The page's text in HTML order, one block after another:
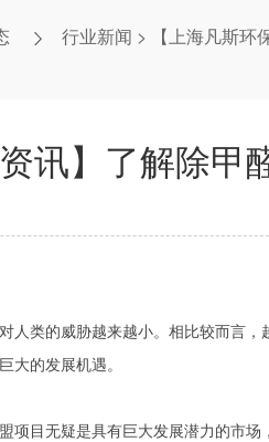
行业新闻 > 【上海凡斯
资讯】了解除
类的威胁越来越小。相比较而言，
大的发展机遇。
目无疑是具有巨大发展潜力的市场